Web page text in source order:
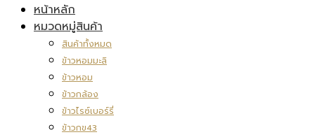
หน้าหลัก
หมวดหมู่สินค้า
สินค้าทั้งหมด
ข้าวหอมมะลิ
ข้าวหอม
ข้าวกล้อง
ข้าวไรซ์เบอร์รี่
ข้าวกข43